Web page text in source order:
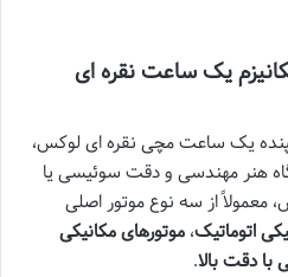
یک ساعت نقره ای
تپنده یک ساعت مچی نقره ای لوکس،
گاه هنر مهندسی و دقت سوئیسی یا
از سه نوع موتور اصلی
اتوماتیک، موتورهای مکانیکی
با دقت بالا.